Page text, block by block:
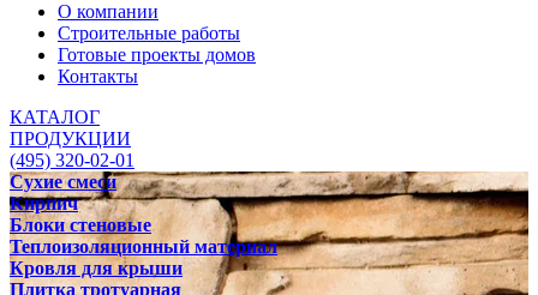
О компании
Строительные работы
Готовые проекты домов
Контакты
КАТАЛОГ
ПРОДУКЦИИ
(495) 320-02-01
Сухие смеси
Кирпич
Блоки стеновые
Теплоизоляционный материал
Кровля для крыши
Плитка тротуарная